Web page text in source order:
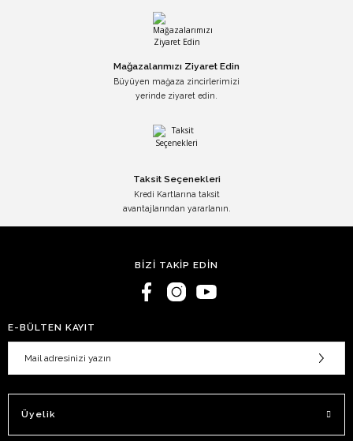
Mağazalarımızı Ziyaret Edin
Büyüyen mağaza zincirlerimizi
yerinde ziyaret edin.
Taksit Seçenekleri
Kredi Kartlarına taksit
avantajlarından yararlanın.
BİZİ TAKİP EDİN
E-BÜLTEN KAYIT
Üyelik